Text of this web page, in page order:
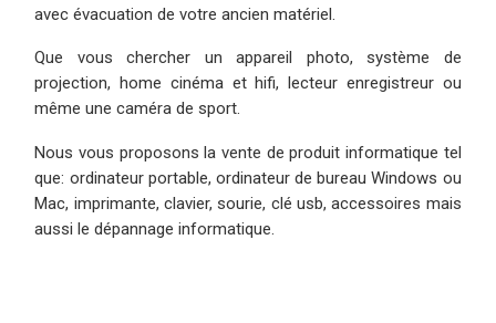
avec évacuation de votre ancien matériel.
Que vous chercher un appareil photo, système de
projection, home cinéma et hifi, lecteur enregistreur ou
même une caméra de sport.
Nous vous proposons la vente de produit informatique tel
que: ordinateur portable, ordinateur de bureau Windows ou
Mac, imprimante, clavier, sourie, clé usb, accessoires mais
aussi le dépannage informatique.